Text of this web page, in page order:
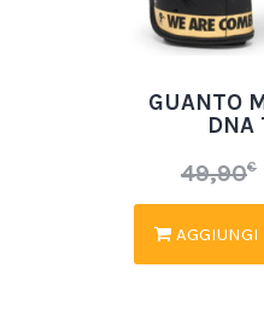
GUANTO
DNA
49,90€
AGGIUNGI